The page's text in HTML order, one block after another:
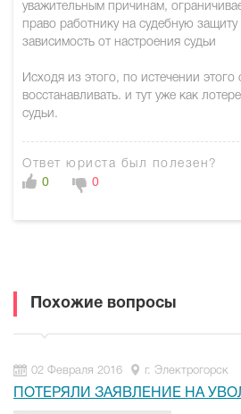
уважительным причинам,
право работнику на судебную защиту
зависимость от настроения судьи
Исходя из этого, по истечении
восстанавливать. и тут уже как
судьи.
Ответ юриста был полезен?
0
0
Похожие вопросы
02 Февраля 2016 г. Электрогорск
ПОТЕРЯЛИ ЗАЯВЛЕНИЕ НА